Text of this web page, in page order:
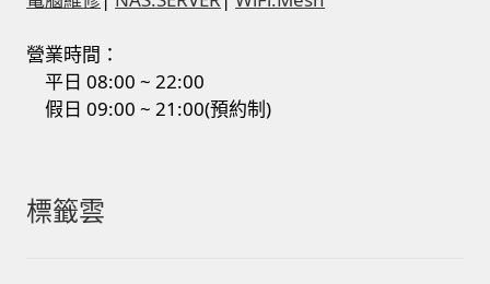
線上網路購物
我的帳號
營業時間：
平日 08:00 ~ 22:00
假日 09:00 ~ 21:00(預約制)
標籤雲